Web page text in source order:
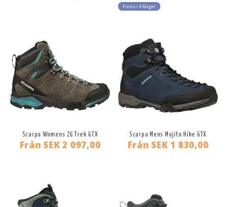
Finns i 4 färger
Scarpa Womens ZG Trek GTX
Från SEK 2 097,00
Scarpa Mens Mojito Hike GTX
Från SEK 1 830,00